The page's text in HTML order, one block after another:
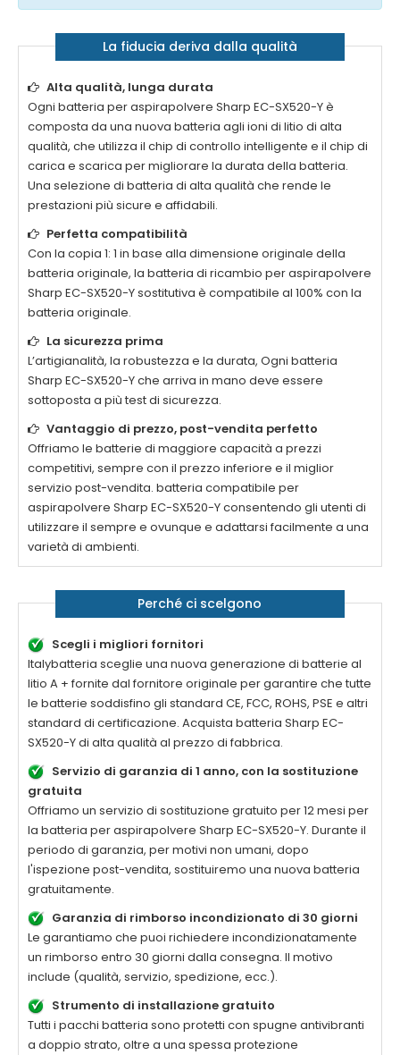
La fiducia deriva dalla qualità
Alta qualità, lunga durata
Ogni batteria per aspirapolvere Sharp EC-SX520-Yè
composta da una nuova batteria agli ioni di litio di alta
qualità, che utilizza il chip di controllo intelligente e il chip di
carica e scarica per migliorare la durata della batteria.
Una selezione di batteria di alta qualità che rende le
prestazioni più sicure e affidabili.
Perfetta compatibilità
Con la copia 1: 1 in base alla dimensione originale della
batteria originale, la batteria di ricambio per aspirapolvere
Sharp EC-SX520-Ysostitutiva è compatibile al 100% con la
batteria originale.
La sicurezza prima
L’artigianalità, la robustezza e la durata, Ogni batteria
Sharp EC-SX520-Yche arriva in mano deve essere
sottoposta a più test di sicurezza.
Vantaggio di prezzo, post-vendita perfetto
Offriamo le batterie di maggiore capacità a prezzi
competitivi, sempre con il prezzo inferiore e il miglior
servizio post-vendita. batteria compatibile per
aspirapolvere Sharp EC-SX520-Yconsentendo gli utenti di
utilizzare il sempre e ovunque e adattarsi facilmente a una
varietà di ambienti.
Perché ci scelgono
Scegli i migliori fornitori
Italybatteria sceglie una nuova generazione di batterie al
litio A + fornite dal fornitore originale per garantire che tutte
le batterie soddisfino gli standard CE, FCC, ROHS, PSE e altri
standard di certificazione. Acquista batteria Sharp EC-
SX520-Ydi alta qualità al prezzo di fabbrica.
Servizio di garanzia di 1 anno, con la sostituzione
gratuita
Offriamo un servizio di sostituzione gratuito per 12 mesi per
la batteria per aspirapolvere Sharp EC-SX520-Y. Durante il
periodo di garanzia, per motivi non umani, dopo
l'ispezione post-vendita, sostituiremo una nuova batteria
gratuitamente.
Garanzia di rimborso incondizionato di 30 giorni
Le garantiamo che puoi richiedere incondizionatamente
un rimborso entro 30 giorni dalla consegna. Il motivo
include (qualità, servizio, spedizione, ecc.).
Strumento di installazione gratuito
Tutti i pacchi batteria sono protetti con spugne antivibranti
a doppio strato, oltre a una spessa protezione